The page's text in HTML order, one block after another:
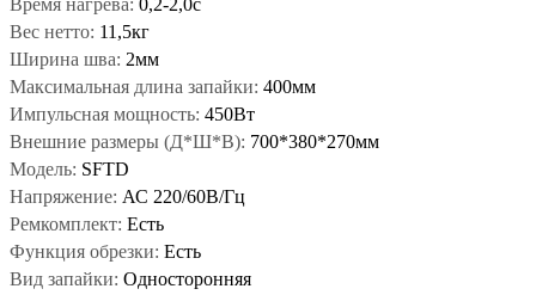
Время нагрева: 0,2-2,0с
Вес нетто: 11,5кг
Ширина шва: 2мм
Максимальная длина запайки: 400мм
Импульсная мощность: 450Вт
Внешние размеры (Д*Ш*В): 700*380*270мм
Модель: SFTD
Напряжение: АС 220/60В/Гц
Ремкомплект: Есть
Функция обрезки: Есть
Вид запайки: Односторонняя